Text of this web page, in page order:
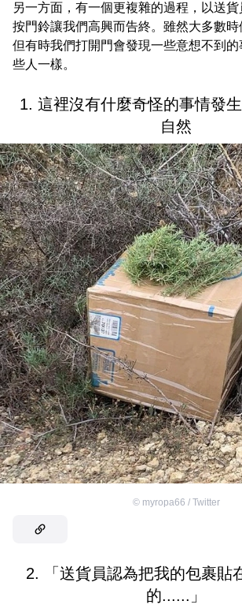
另一方面，有一個更複雜的過程，以送
按門鈴讓我們高興而告終。雖然大多數時
但有時我們打開門會發現一些意想不到
些人一樣。
1. 這裡沒有什麼奇怪的事情發
自然
© myropa66 / Twitter
2. 「送貨員認為把我的包裹貼
的......」